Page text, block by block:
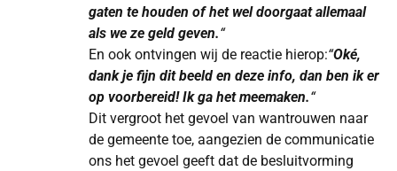
gaten te houden of het wel doorgaat allemaal
als we ze geld geven.“
En ook ontvingen wij de reactie hierop:“Oké,
dank je fijn dit beeld en deze info, dan ben ik er
op voorbereid! Ik ga het meemaken.“
Dit vergroot het gevoel van wantrouwen naar
de gemeente toe, aangezien de communicatie
ons het gevoel geeft dat de besluitvorming